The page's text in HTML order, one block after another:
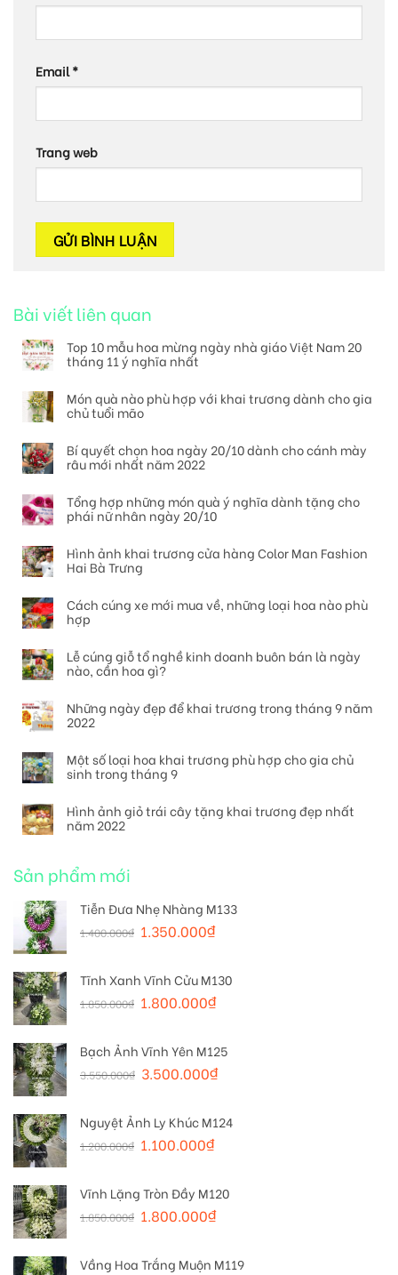
Email*
Trang web
Bài viết liên quan
Top 10 mẫu hoa mừng ngày nhà giáo Việt Nam 20
tháng 11 ý nghĩa nhất
Món quà nào phù hợp với khai trương dành cho gia
chủ tuổi mão
Bí quyết chọn hoa ngày 20/10 dành cho cánh mày
râu mới nhất năm 2022
Tổng hợp những món quà ý nghĩa dành tặng cho
phái nữ nhân ngày 20/10
Hình ảnh khai trương cửa hàng Color Man Fashion
Hai Bà Trưng
Cách cúng xe mới mua về, những loại hoa nào phù
hợp
Lễ cúng giỗ tổ nghề kinh doanh buôn bán là ngày
nào, cần hoa gì?
Những ngày đẹp để khai trương trong tháng 9 năm
2022
Một số loại hoa khai trương phù hợp cho gia chủ
sinh trong tháng 9
Hình ảnh giỏ trái cây tặng khai trương đẹp nhất
năm 2022
Sản phẩm mới
Tiễn Đưa Nhẹ Nhàng M133
1.400.000₫ 1.350.000₫
Tĩnh Xanh Vĩnh Cửu M130
1.850.000₫ 1.800.000₫
Bạch Ảnh Vĩnh Yên M125
3.550.000₫ 3.500.000₫
Nguyệt Ảnh Ly Khúc M124
1.200.000₫ 1.100.000₫
Vĩnh Lặng Tròn Đầy M120
1.850.000₫ 1.800.000₫
Vầng Hoa Trắng Muộn M119